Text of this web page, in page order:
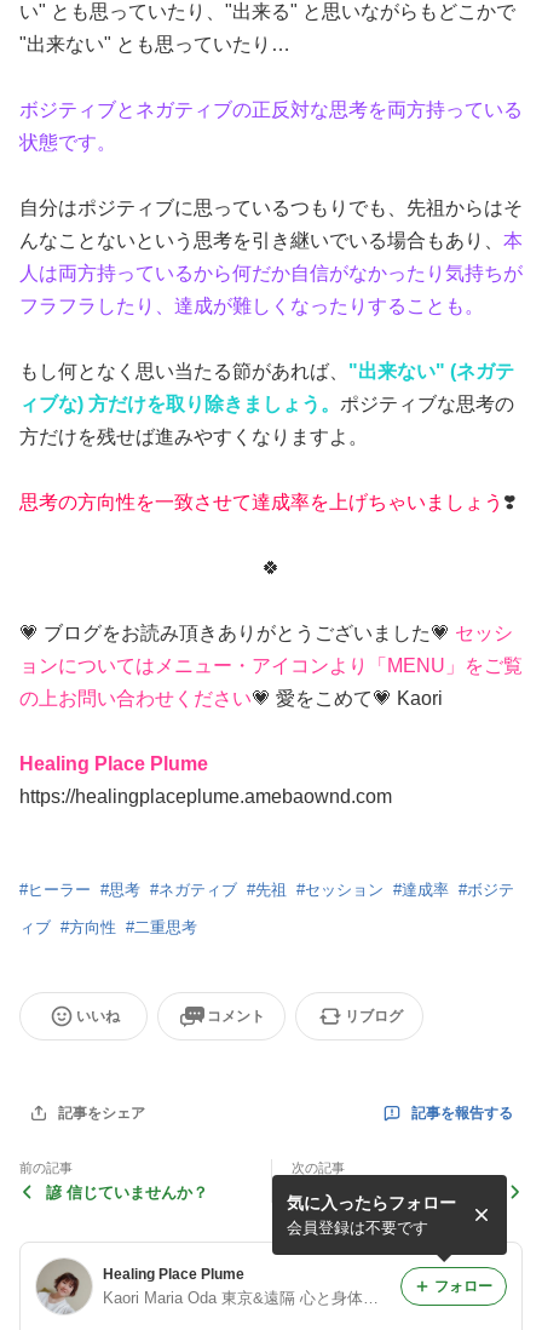
い" とも思っていたり、"出来る" と思いながらもどこかで
"出来ない" とも思っていたり…
ボジティブとネガティブの正反対な思考を両方持っている
状態です。
自分はポジティブに思っているつもりでも、先祖からはそ
んなことないという思考を引き継いでいる場合もあり、 本
人は両方持っているから何だか自信がなかったり気持ちが
フラフラしたり、達成が難しくなったりすることも。
もし何となく思い当たる節があれば、 "出来ない" (ネガテ
ィブな) 方だけを取り除きましょう。 ポジティブな思考の
方だけを残せば進みやすくなりますよ。
思考の方向性を一致させて達成率を上げちゃいましょう ❣️
🍀
💗 ブログをお読み頂きありがとうございました💗 セッシ
ョンについてはメニュー・アイコンより「MENU」をご覧
の上お問い合わせください💗 愛をこめて💗 Kaori
Healing Place Plume
https://healingplaceplume.amebaownd.com
#ヒーラー #思考 #ネガティブ #先祖 #セッション #達成率 #ボジテ
ィブ #方向性 #二重思考
いいね コメント リブログ
記事をシェア 記事を報告する
前の記事
諺 信じていませんか？
次の記事
Healing Place Plume
気に入ったらフォロー
会員登録は不要です
フォロー